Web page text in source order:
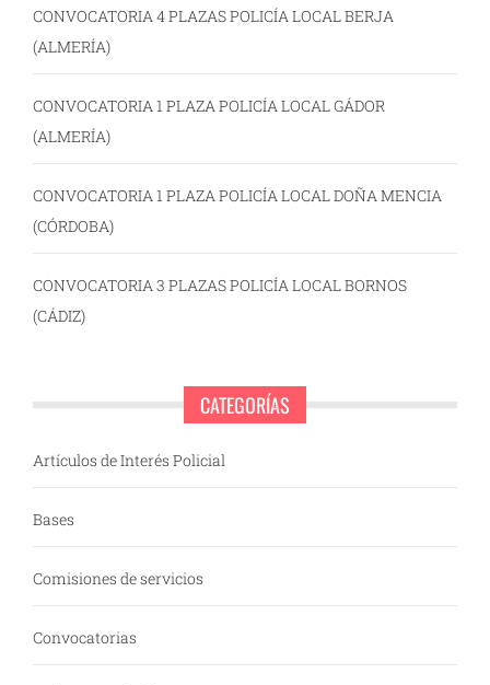
CONVOCATORIA 4 PLAZAS POLICÍA LOCAL BERJA
(ALMERÍA)
CONVOCATORIA 1 PLAZA POLICÍA LOCAL GÁDOR
(ALMERÍA)
CONVOCATORIA 1 PLAZA POLICÍA LOCAL DOÑA MENCIA
(CÓRDOBA)
CONVOCATORIA 3 PLAZAS POLICÍA LOCAL BORNOS
(CÁDIZ)
CATEGORÍAS
Artículos de Interés Policial
Bases
Comisiones de servicios
Convocatorias